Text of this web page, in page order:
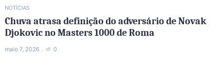
NOTÍCIAS
Chuva atrasa definição do adversário de Novak
Djokovic no Masters 1000 de Roma
maio 7, 2026 0